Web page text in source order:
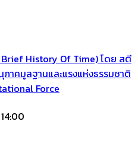
Brief History Of Time) โดย สตี
าคมูลฐานและแรงแห่งธรรมชาติ
Force